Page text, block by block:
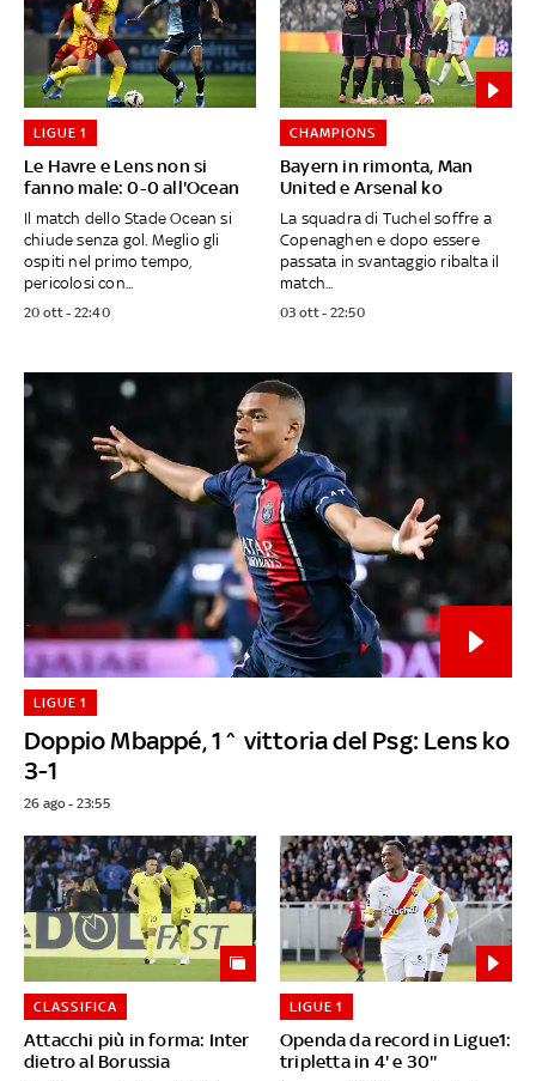
Le Havre e Lens non si
fanno male: 0-0 all'Ocean
LIGUE 1
Il match dello Stade Ocean si
chiude senza gol. Meglio gli
ospiti nel primo tempo,
pericolosi con...
20 ott - 22:40
Bayern in rimonta, Man
United e Arsenal ko
CHAMPIONS
La squadra di Tuchel soffre a
Copenaghen e dopo essere
passata in svantaggio ribalta il
match...
03 ott - 22:50
Doppio Mbappé, 1^ vittoria del Psg: Lens ko
3-1
LIGUE 1
26 ago - 23:55
Attacchi più in forma: Inter
dietro al Borussia
CLASSIFICA
Openda da record in Ligue1:
tripletta in 4' e 30''
LIGUE 1